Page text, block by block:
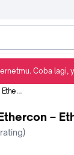
[50m]
–
rating)
Coba lagi,